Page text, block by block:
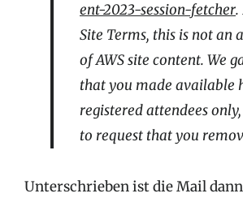
ent-2023-session-fetcher.
Site Terms, this is not an
of AWS site content. We
that you made available
registered attendees
to request that you
Unterschrieben ist die Mail